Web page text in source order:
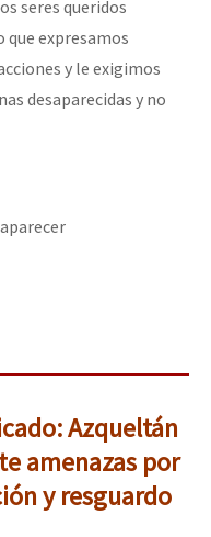
seres queridos
que expresamos
y le exigimos
desaparecidas y no
Azqueltán
amenazas por
y resguardo